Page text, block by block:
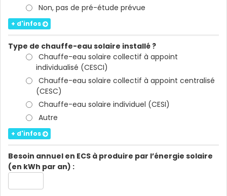
Non, pas de pré-étude prévue
+ d'infos
Type de chauffe-eau solaire installé ?
Chauffe-eau solaire collectif à appoint
individualisé (CESCI)
Chauffe-eau solaire collectif à appoint centralisé
(CESC)
Chauffe-eau solaire individuel (CESI)
Autre
+ d'infos
Besoin annuel en ECS à produire par l’énergie solaire
(en kWh par an) :